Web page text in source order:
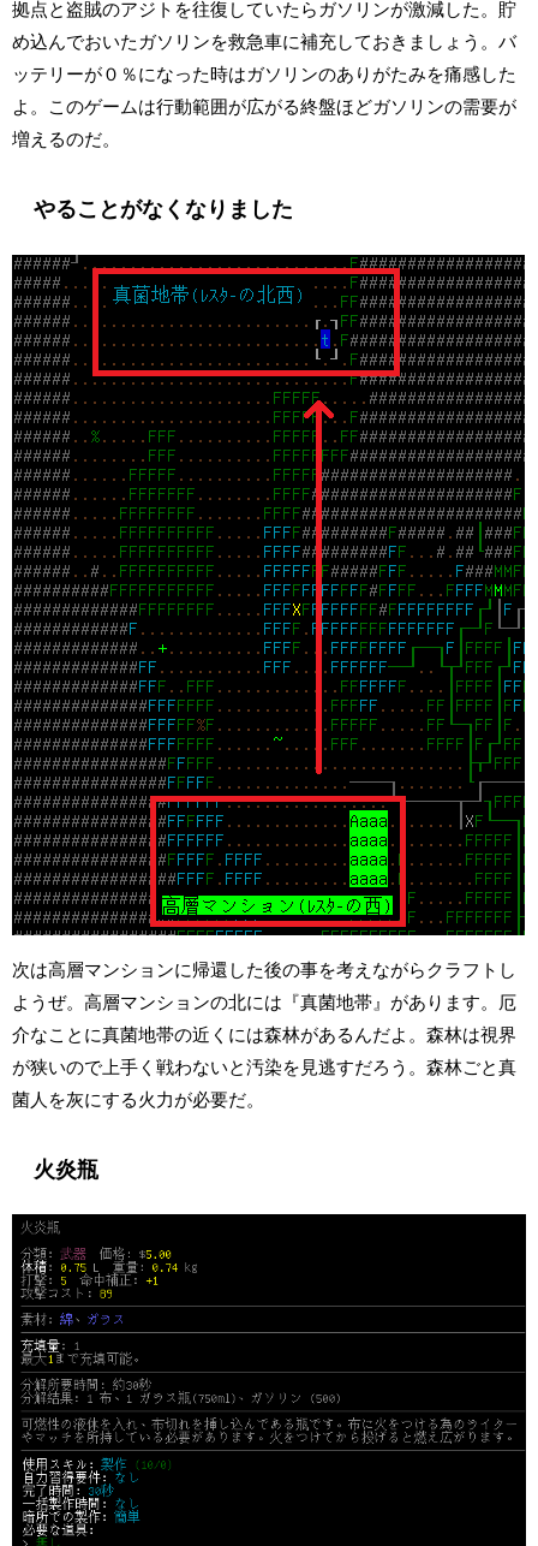
拠点と盗賊のアジトを往復していたらガソリンが激減した。貯
め込んでおいたガソリンを救急車に補充しておきましょう。バ
ッテリーが０％になった時はガソリンのありがたみを痛感した
よ。このゲームは行動範囲が広がる終盤ほどガソリンの需要が
増えるのだ。
やることがなくなりました
次は高層マンションに帰還した後の事を考えながらクラフトし
ようぜ。高層マンションの北には『真菌地帯』があります。厄
介なことに真菌地帯の近くには森林があるんだよ。森林は視界
が狭いので上手く戦わないと汚染を見逃すだろう。森林ごと真
菌人を灰にする火力が必要だ。
火炎瓶